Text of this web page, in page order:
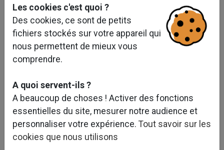
Les cookies c'est quoi ?
Des cookies, ce sont de petits
fichiers stockés sur votre appareil qui
nous permettent de mieux vous
comprendre.
A quoi servent-ils ?
A beaucoup de choses ! Activer des fonctions
essentielles du site, mesurer notre audience et
personnaliser votre expérience. Tout savoir sur les
cookies que nous utilisons